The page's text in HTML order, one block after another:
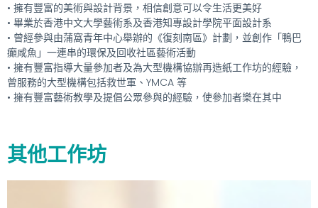
• 擁有豐富的美術與設計背景，相信創意可以令生活更美好
• 畢業於香港中文大學藝術系及香港知專設計學院平面設計系
• 曾經參與由蒲窩青年中心舉辦的《復刻南區》計劃，並創作「鴨巴
癲咸魚」一連串的環保及回收社區藝術活動
• 擁有豐富指導大量參加者及為大型機構協辦再造紙工作坊的經驗，
曾服務的大型機構包括救世軍、YMCA 等
• 擁有豐富藝術教學及提倡公眾參與的經驗，使參加者樂在其中
其他工作坊